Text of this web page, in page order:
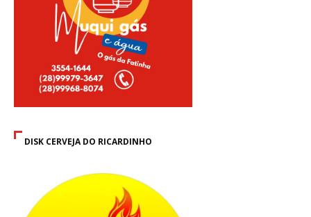
DISK CERVEJA DO RICARDINHO